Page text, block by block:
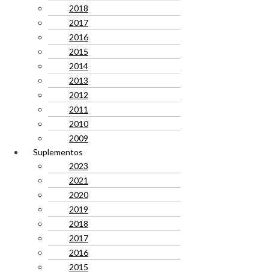
2018
2017
2016
2015
2014
2013
2012
2011
2010
2009
Suplementos
2023
2021
2020
2019
2018
2017
2016
2015